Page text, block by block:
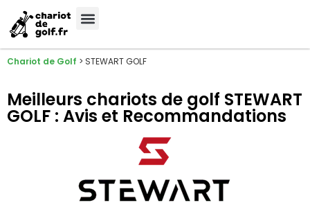
Chariot de Golf > STEWART GOLF
Meilleurs chariots de golf STEWART
GOLF : Avis et Recommandations